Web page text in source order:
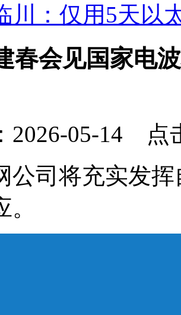
川：仅用5天以
春会见国家电
2026-05-14 点
公司将充实发